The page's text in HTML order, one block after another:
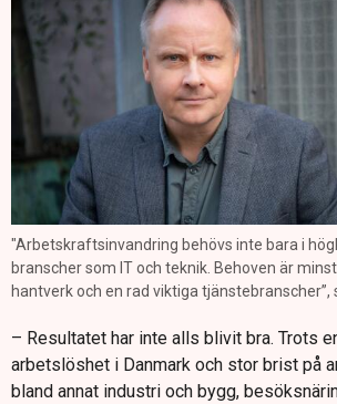
"Arbetskraftsinvandring behövs inte bara i
branscher som IT och teknik. Behoven är
hantverk och en rad viktiga tjänstebranscher”,
– Resultatet har inte alls blivit bra. Trots
arbetslöshet i Danmark och stor brist på
bland annat industri och bygg,